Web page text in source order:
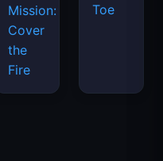
Mission:
Cover
the
Fire
Toe